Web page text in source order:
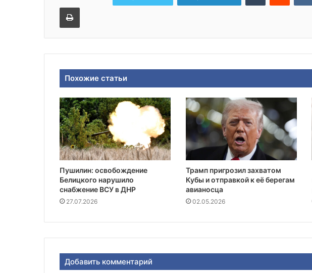
Печатать
Похожие статьи
Пушилин: освобождение
Белицкого нарушило
снабжение ВСУ в ДНР
27.07.2026
Трамп пригрозил захватом
Кубы и отправкой к её берегам
авианосца
02.05.2026
Добавить комментарий